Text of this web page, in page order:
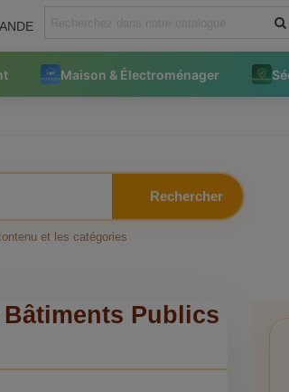
Maison & Électroménager
Rechercher
et les catégories
Publics